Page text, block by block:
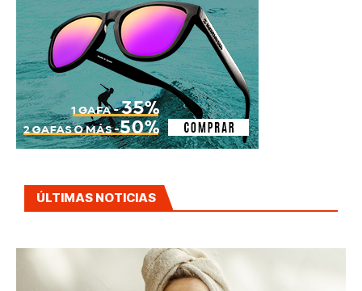
ÚLTIMAS NOTICIAS